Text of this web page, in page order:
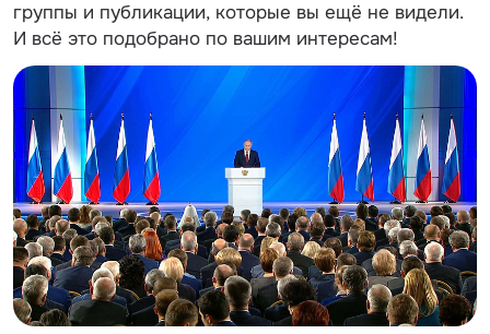
группы и публикации, которые вы ещё не видели.
И всё это подобрано по вашим интересам!